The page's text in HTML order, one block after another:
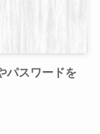
パスワードを